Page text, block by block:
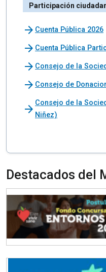
Participación
arrow_forward Cuenta Pública 2026
arrow_forward Cuenta Pública
arrow_forward Consejo de la
arrow_forward Consejo de
arrow_forward Consejo de la
Niñez)
Destacados del